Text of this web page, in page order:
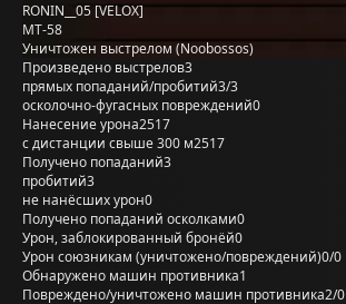
RONIN__05 [VELOX]
MT-58
Уничтожен выстрелом (Noobossos)
Произведено выстрелов3
прямых попаданий/пробитий3/3
осколочно-фугасных повреждений0
Нанесение урона2517
с дистанции свыше 300 м2517
Получено попаданий3
пробитий3
не нанёсших урон0
Получено попаданий осколками0
Урон, заблокированный бронёй0
Урон союзникам (уничтожено/повреждений)0/0
Обнаружено машин противника1
Повреждено/уничтожено машин противника2/0